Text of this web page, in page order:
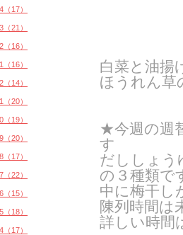
白菜と油揚
ほうれん
★今週の週
す
だししょう
の３種類で
中に梅干し
陳列時間は
詳しい時間
17）
21）
16）
16）
14）
20）
19）
20）
17）
22）
15）
18）
17）